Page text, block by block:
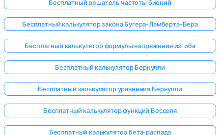
Бесплатный решатель частоты биений
Бесплатный калькулятор закона Бугера-Ламберта-Бера
Бесплатный калькулятор формулы напряжения изгиба
Бесплатный калькулятор Бернулли
Бесплатный калькулятор уравнения Бернулли
Бесплатный калькулятор функций Бесселя
Бесплатный калькулятор бета-распада